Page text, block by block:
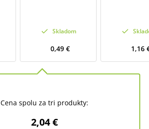
Skladom
0,49 € 1,16
Cena spolu za tri produkty:
2,04 €